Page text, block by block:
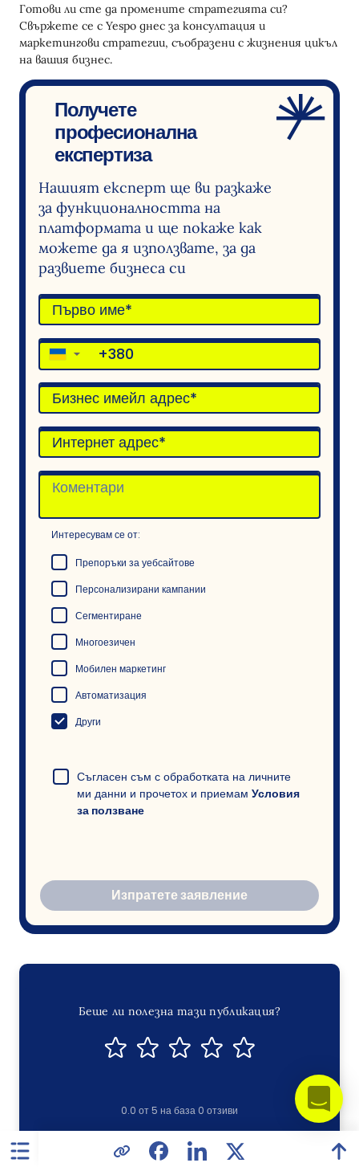
Готови ли сте да промените стратегията си?
Свържете се с Yespo днес за консултация и
маркетингови стратегии, съобразени с жизнения цикъл
на вашия бизнес.
Получете
професионална
експертиза
Нашият експерт ще ви разкаже
за функционалността на
платформата и ще покаже как
можете да я използвате, за да
развиете бизнеса си
▼
Интересувам се от:
Препоръки за уебсайтове
Персонализирани кампании
Сегментиране
Многоезичен
Мобилен маркетинг
Автоматизация
Други
Съгласен съм с обработката на личните
ми данни и прочетох и приемам Условия
за ползване
Изпратете заявление
Беше ли полезна тази публикация?
0.0 от5 на база 0 отзиви